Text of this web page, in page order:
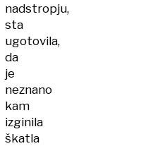
nadstropju,
sta
ugotovila,
da
je
neznano
kam
izginila
škatla